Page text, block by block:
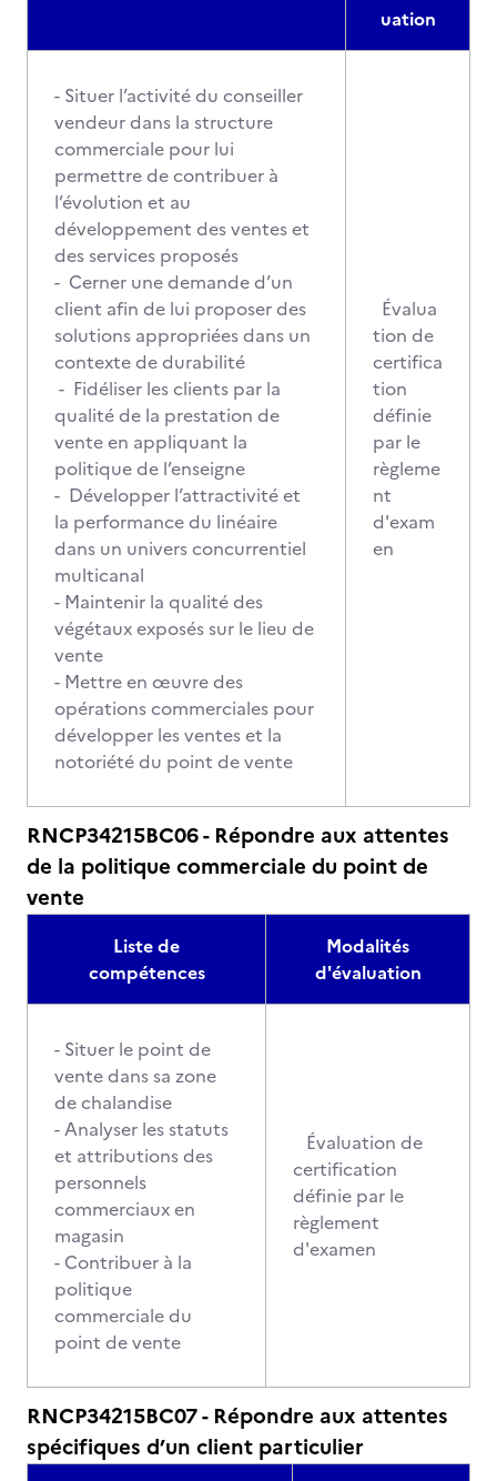
uation
- Situer l’activité du conseiller
vendeur dans la structure
commerciale pour lui
permettre de contribuer à
l’évolution et au
développement des ventes et
des services proposés
- Cerner une demande d’un
client afin de lui proposer des
solutions appropriées dans un
contexte de durabilité
- Fidéliser les clients par la
qualité de la prestation de
vente en appliquant la
politique de l’enseigne
- Développer l’attractivité et
la performance du linéaire
dans un univers concurrentiel
multicanal
- Maintenir la qualité des
végétaux exposés sur le lieu de
vente
- Mettre en œuvre des
opérations commerciales pour
développer les ventes et la
notoriété du point de vente
Évalua
tion de
certifica
tion
définie
par le
règleme
nt
d'exam
en
RNCP34215BC06 - Répondre aux attentes
de la politique commerciale du point de
vente
Liste de
compétences
Modalités
d'évaluation
- Situer le point de
vente dans sa zone
de chalandise
- Analyser les statuts
et attributions des
personnels
commerciaux en
magasin
- Contribuer à la
politique
commerciale du
point de vente
Évaluation de
certification
définie par le
règlement
d'examen
RNCP34215BC07 - Répondre aux attentes
spécifiques d’un client particulier